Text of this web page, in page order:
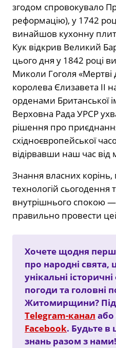
згодом спровокувало
реформацію), у 1742
винайшов кухонну
Кук відкрив Великий
цього дня у 1842 році
Миколи Гоголя «Мертві
королева Єлизавета II
орденами Британської
Верховна Рада УРСР
рішення про
східноєвропейської
відірвавши наш час від
Знання власних корінь,
технологій сьогодення
внутрішнього спокою
правильно провести
Хочете щодня
про народні свята,
унікальні
погоди та головні
Житомирщини?
Telegram-канал або
Facebook. Будьте в
знань разом з нами!